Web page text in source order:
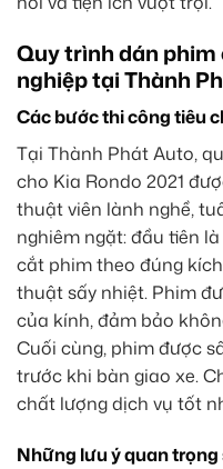
Quy trình dán
nghiệp tại Thành
Các bước thi công tiêu
Tại Thành Phát Auto,
cho Kia Rondo 2021
thuật viên lành nghề,
nghiêm ngặt: đầu tiên
cắt phim theo đúng
thuật sấy nhiệt. Phim
của kính, đảm bảo
Cuối cùng, phim được
trước khi bàn giao xe.
chất lượng dịch vụ tốt
Những lưu ý quan